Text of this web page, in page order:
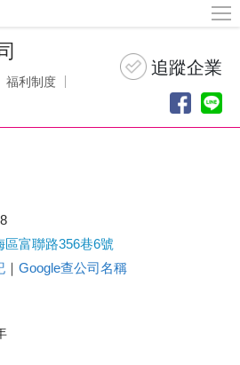
福利制度
區富聯路356巷6號
｜ Google查公司名稱